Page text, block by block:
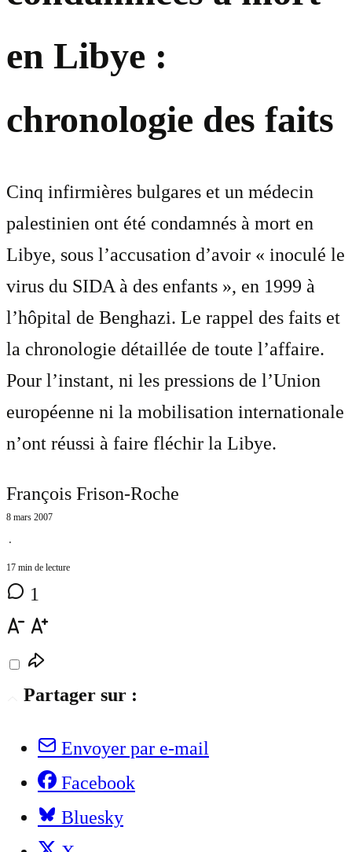
en Libye :
chronologie des faits
Cinq infirmières bulgares et un médecin
palestinien ont été condamnés à mort en
Libye, sous l’accusation d’avoir « inoculé le
virus du SIDA à des enfants », en 1999 à
l’hôpital de Benghazi. Le rappel des faits et
la chronologie détaillée de toute l’affaire.
Pour l’instant, ni les pressions de l’Union
européenne ni la mobilisation internationale
n’ont réussi à faire fléchir la Libye.
François Frison-Roche
8 mars 2007
⋅
17 min de lecture
1
Partager sur :
Envoyer par e-mail
Facebook
Bluesky